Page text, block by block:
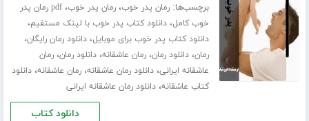
برچسب‌ها:رمان پدر خوب،رمان پدر خوب،
pdf رمان پدر
خوب کامل،دانلود کتاب پدر خوب با لینک مستقیم،
دانلود کتاب پدر خوب برای موبایل،دانلود رمان رایگان،
رمان،دانلود رمان،رمان عاشقانه،دانلود رمان،رمان
عاشقانه ایرانی،دانلود رمان عاشقانه،رمان عاشقانه،دانلود
کتاب عاشقانه،دانلود رمان عاشقانه ایرانی
دانلود کتاب